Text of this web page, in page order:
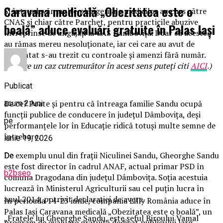
Şi într-adevăr multe plângeri ale medicilor au curs către
CNAS şi chiar către Parchet, pentru practicile abuzive
întreprinse de angajaţi ai CAS Dâmboviţa. Doar că acestea
au rămas mereu nesoluţionate, iar cei care au avut de
comentat s-au trezit cu controale şi amenzi fără număr.
(Despre un caz cutremurător în acest sens puteţi citiAICI.)
De ce? Poate şi pentru că întreaga familie Sandu ocupă
funcţii publice de conducere în judeţul Dâmboviţa, deşi
performanţele lor în Educaţie ridică totuşi multe semne de
întrebare.
De exemplu unul din fraţii Niculinei Sandu, Gheorghe Sandu
este fost director în cadrul ANAF, actual primar PSD în
comuna Dragodana din judeţul Dâmboviţa. Soţia acestuia
lucrează în Ministerul Agriculturii sau cel puţin lucra în
anul 2014, potrivit declaraţiei de avere.
„Fratele lui Gheorghe Sandu, este şeful Biroului Vamal
Caravana medicală „Obezitatea este o
boală” aduce evaluări gratuite în Palas Iași
Publicat
acum 2 luni
pe
iunie 19, 2026
De
b2bseo
În perioada 14-23 iunie, compania Lilly România aduce în
Palas Iași Caravana medicală „Obezitatea este o boală”, un